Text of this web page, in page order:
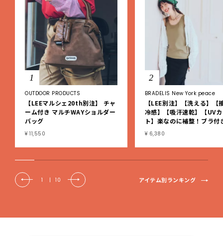
1
OUTDOOR PRODUCTS
【LEEマルシェ20th別注】 チャ
ーム付き マルチWAYショルダー
バッグ
¥ 11,550
2
BRADELIS New York peace
【LEE別注】【洗える】【
冷感】【吸汗速乾】【UV
ト】楽なのに補整！ブラ付
ブタンクトップ
¥ 6,380
1 | 10 アイテム別ランキング